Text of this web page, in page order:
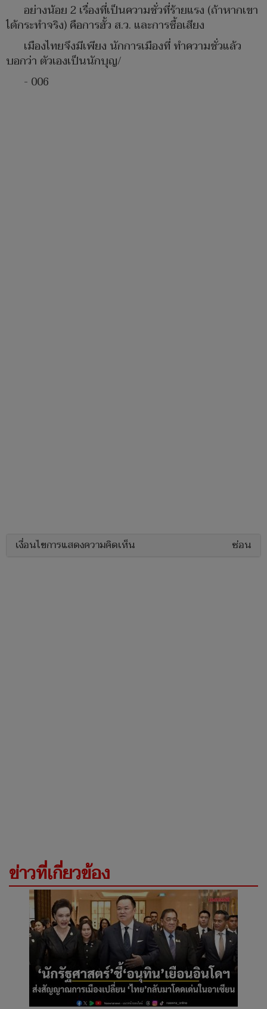
อย่างน้อย 2 เรื่องที่เป็นความชั่วที่ร้ายแรง (ถ้าหากเขา
ได้กระทำจริง) คือการฮั้ว ส.ว. และการซื้อเสียง
เมืองไทยจึงมีเพียง นักการเมืองที่ ทำความชั่วแล้ว
บอกว่า ตัวเองเป็นนักบุญ/
- 006
เงื่อนไขการแสดงความคิดเห็น ซ่อน
ข่าวที่เกี่ยวข้อง